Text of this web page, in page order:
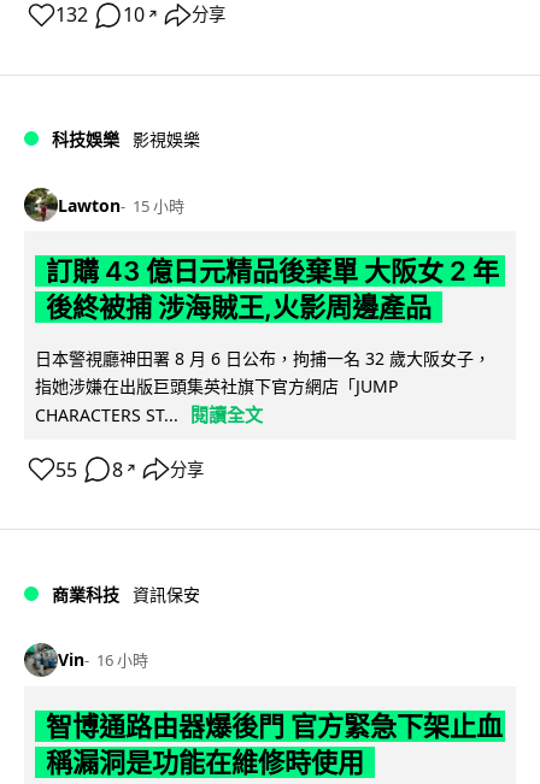
132 10 ↗ 分享
科技娛樂 影視娛樂
Lawton 15 小時
訂購 43 億日元精品後棄單 大阪女 2 年
後終被捕 涉海賊王,火影周邊產品
日本警視廳神田署 8 月 6 日公布，拘捕一名 32 歲大阪女子，
指她涉嫌在出版巨頭集英社旗下官方網店「JUMP
CHARACTERS ST...
閱讀全文
55 8 ↗ 分享
商業科技 資訊保安
Vin 16 小時
智博通路由器爆後門 官方緊急下架止血
稱漏洞是功能在維修時使用